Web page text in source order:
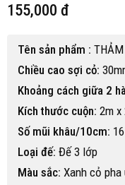
155,000 đ
Tên sản phẩm : THẢM
Chiều cao sợi cỏ:
Khoảng cách giữa 2
Kích thước cuộn: 2m x
Số mũi khâu/10cm: 16
Loại đế: Đế 3 lớp
Màu sắc: Xanh cỏ pha